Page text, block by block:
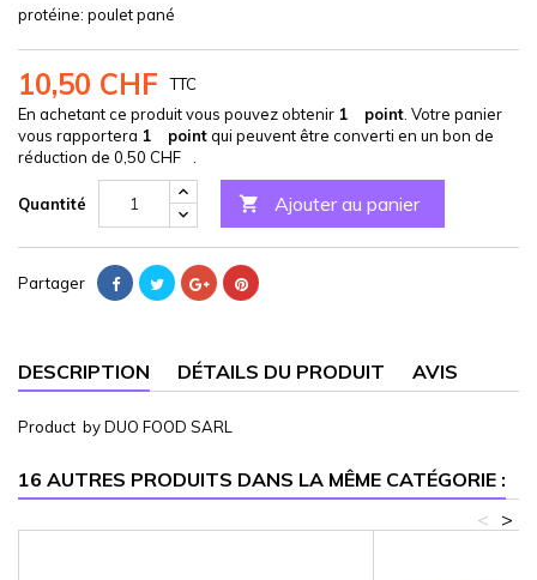
protéine: poulet pané
10,50 CHF
TTC
En achetant ce produit vous pouvez obtenir 1 point . Votre panier
vous rapportera 1 pointqui peuvent être converti en un bon de
réduction de 0,50 CHF
Quantité  Ajouter au panier
Partager
DESCRIPTION DÉTAILS DU PRODUIT AVIS
Product by DUO FOOD SARL
16 AUTRES PRODUITS DANS LA MÊME CATÉGORIE :
>
<